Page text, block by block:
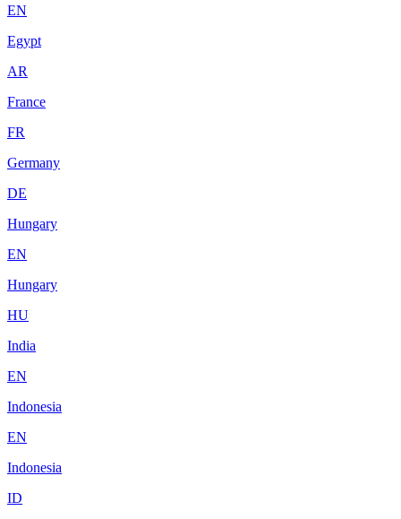
EN
Egypt
AR
France
FR
Germany
DE
Hungary
EN
Hungary
HU
India
EN
Indonesia
EN
Indonesia
ID